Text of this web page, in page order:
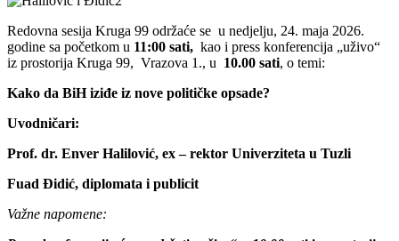
Redovna sesija Kruga 99 održaće se u nedjelju, 24. maja 2026.
godine sa početkom u 11:00 sati, kao i press konferencija „uživo“
iz prostorija Kruga 99, Vrazova 1., u 10.00 sati, o temi:
Kako da BiH iziđe iz nove političke opsade?
Uvodničari:
Prof. dr. Enver Halilović, ex – rektor Univerziteta u Tuzli
Fuad Đidić, diplomata i publicit
Važne napomene: